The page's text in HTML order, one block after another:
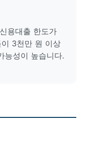
용대출 한도가
3천만 원 이상
능성이 높습니다.